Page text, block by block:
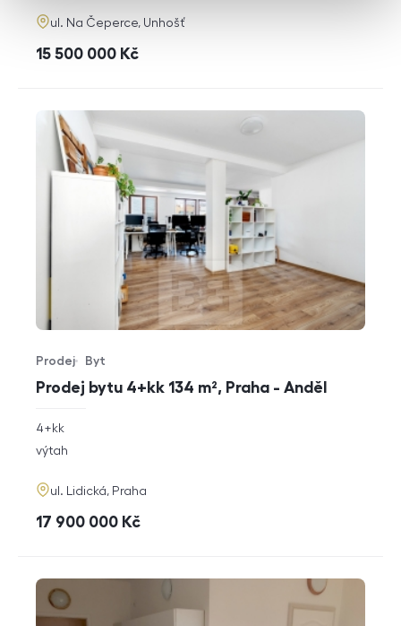
adresa
ul. Na Čeperce, Unhošť
cena
15 500 000 Kč
Prodej bytu 4+kk 134 m², Praha - Anděl
Typ nabídky
Prodej
Typ nemovitosti
Byt
rozměry
4+kk
funkce
výtah
adresa
ul. Lidická, Praha
cena
17 900 000 Kč